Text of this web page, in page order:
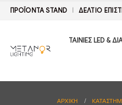
ΠΡΟΪΟΝΤΑ STAND ΔΕΛΤΊΟ
ΤΑΙΝΙΕΣ LED &
ΑΡΧΙΚΉ